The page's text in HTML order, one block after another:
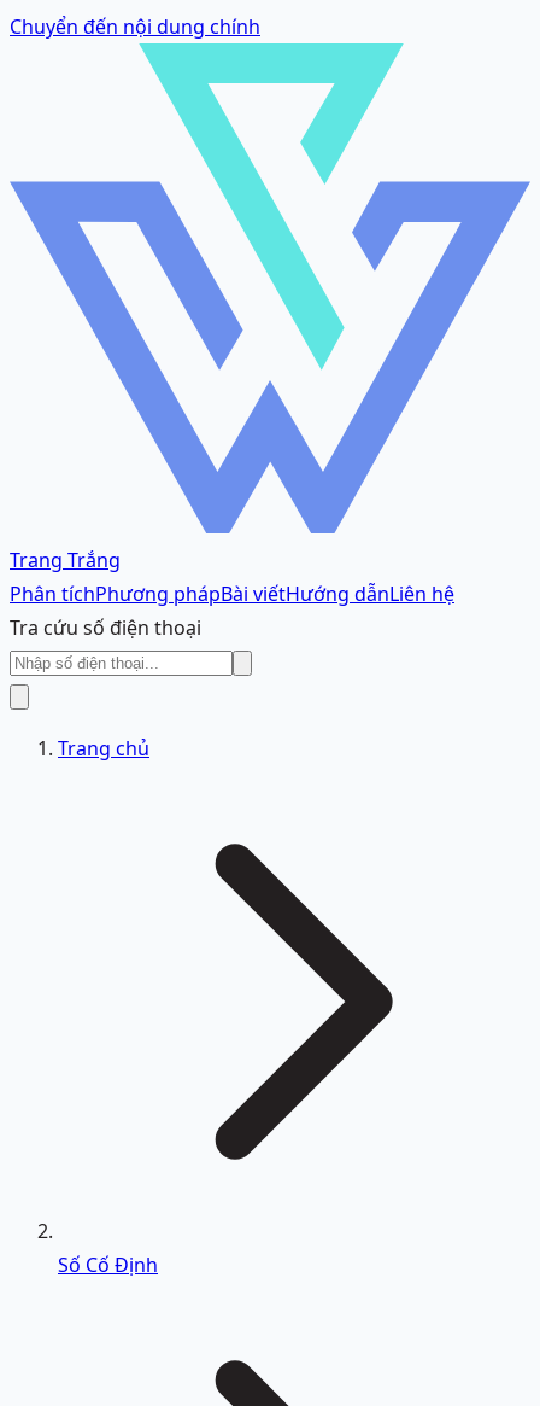
Chuyển đến nội dung chính
Trang Trắng
Phân tíchPhương phápBài viếtHướng dẫnLiên hệ
Tra cứu số điện thoại
Trang chủ
Số Cố Định